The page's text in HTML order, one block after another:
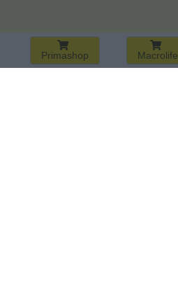
Primashop Macrolife